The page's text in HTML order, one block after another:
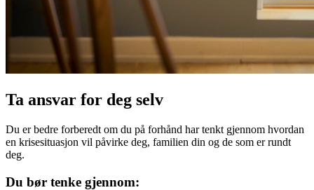
Ta ansvar for deg selv
Du er bedre forberedt om du på forhånd har tenkt gjennom hvordan
en krisesituasjon vil påvirke deg, familien din og de som er rundt
deg.
Du bør tenke gjennom: